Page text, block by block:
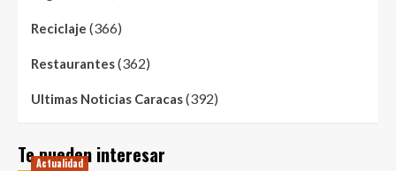
Reciclaje (366)
Restaurantes(362)
Ultimas Noticias Caracas(392)
Te pueden interesar
Actualidad